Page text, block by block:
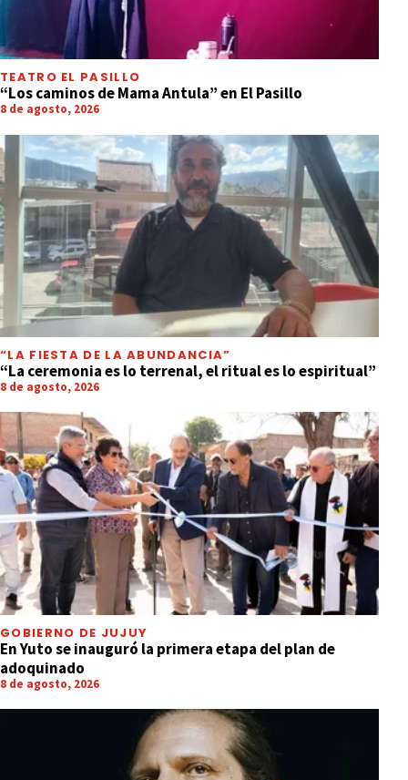
TEATRO EL PASILLO
“Los caminos de Mama Antula” en El Pasillo
8 de agosto, 2026
“LA FIESTA DE LA ABUNDANCIA”
“La ceremonia es lo terrenal, el ritual es lo espiritual”
8 de agosto, 2026
GOBIERNO DE JUJUY
En Yuto se inauguró la primera etapa del plan de
adoquinado
8 de agosto, 2026